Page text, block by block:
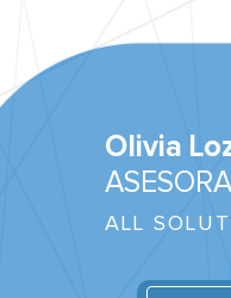
Olivia
ALL